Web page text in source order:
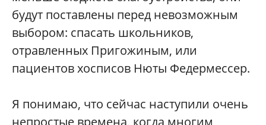
будут поставлены перед невозможным
выбором: спасать школьников,
отравленных Пригожиным, или
пациентов хосписов Нюты Федермессер.
Я понимаю, что сейчас наступили очень
непростые времена, когда многим